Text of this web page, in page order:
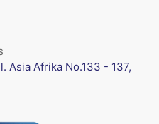
Asia Afrika No.133 - 137,